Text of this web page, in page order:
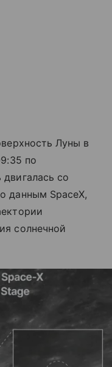
Луны в
по
со
данным SpaceX,
солнечной